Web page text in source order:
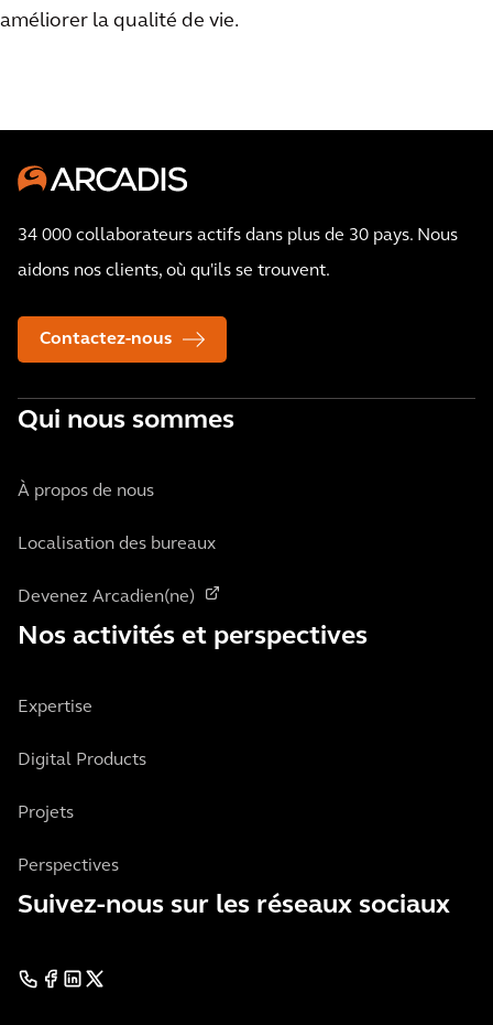
améliorer la qualité de vie.
34 000 collaborateurs actifs dans plus de 30 pays. Nous
aidons nos clients, où qu'ils se trouvent.
Contactez-nous
Qui nous sommes
À propos de nous
Localisation des bureaux
Devenez Arcadien(ne)
Nos activités et perspectives
Expertise
Digital Products
Projets
Perspectives
Suivez-nous sur les réseaux sociaux